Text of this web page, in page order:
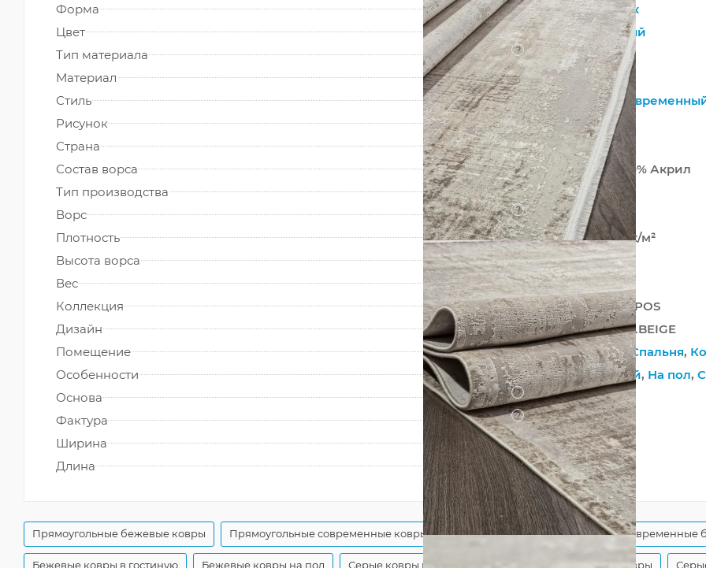
Форма
Прямоугольник
Цвет
Бежевый,Серый
Тип материала
?
Смешанный
Материал
Вискоза
Стиль
Винтажный ,
Рисунок
Абстракция
Страна
Турция
Состав ворса
50% Вискоза 50% Акрил
Тип производства
Машинный
Ворс
?
Средний
Плотность
2 000 000 точек/м²
Высота ворса
8 мм
Вес
3200 г/м²
Коллекция
EMPEROS OLIMPOS
Дизайн
A156AS GREY / L.BEIGE
Помещение
Гостиная,Зал,Спальня,
Особенности
Высокоплотный, На пол,
Основа
?
Хлопковая
Фактура
?
Рельефный
Ширина
80
Длина
150
Прямоугольные бежевые ковры Прямоугольные современные ковры Бежевые ковры из вискозы Современные
Бежевые ковры в гостиную Бежевые ковры на пол Серые ковры из вискозы Современные серые ковры